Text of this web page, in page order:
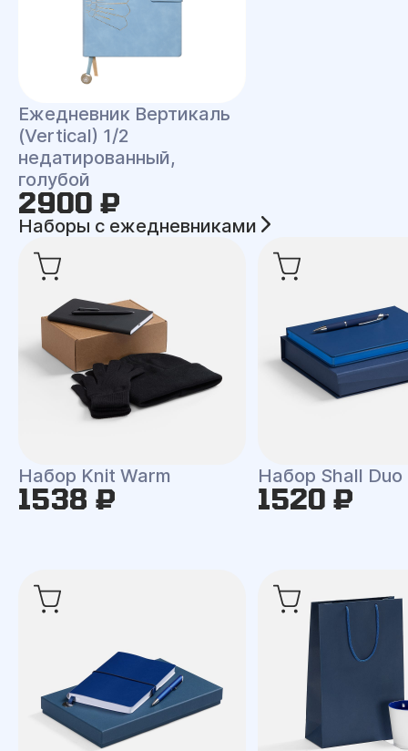
Ежедневник Вертикаль
(Vertical) 1/2
недатированный,
голубой
2900 ₽
Наборы с ежедневниками
Набор Knit Warm
1538 ₽
Набор Shall Duo
1520 ₽